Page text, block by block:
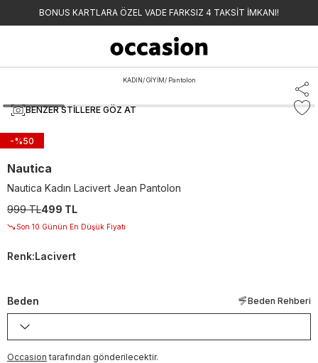
BONUS KARTLARA ÖZEL VADE FARKSIZ 4 TAKSİT İMKANI!
KADIN/ GİYİM/ Pantolon
BENZER STILLERE GÖZ AT
-%50
Nautica
Nautica Kadın Lacivert Jean Pantolon
999 TL499 TL
Son 10 Günün En Düşük Fiyatı
Renk:Lacivert
Beden Beden Rehberi
Occasion tarafından gönderilecektir.